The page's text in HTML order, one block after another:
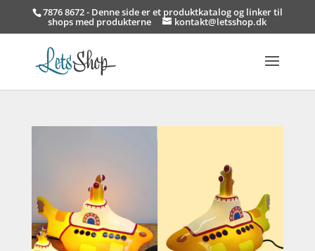
7876 8672 - Denne side er et produktkatalog og linker til
shops med produkterne kontakt@letsshop.dk